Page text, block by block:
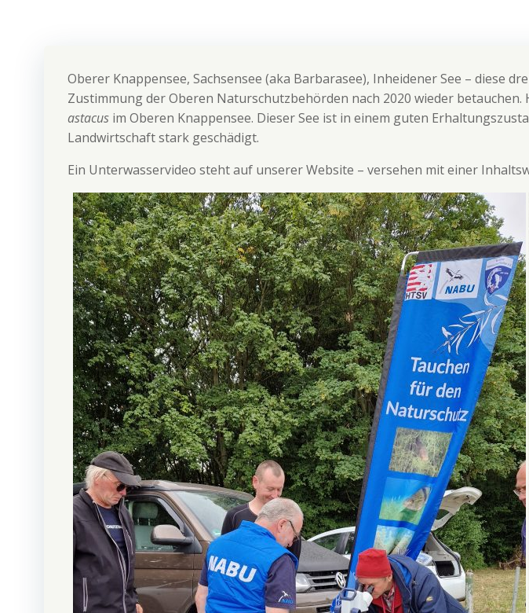
Oberer Knappensee, Sachsensee (aka Barbarasee), Inheidener See – diese
Zustimmung der Oberen Naturschutzbehörden nach 2020 wieder
astacus im Oberen Knappensee. Dieser See ist in einem guten
Landwirtschaft stark geschädigt.
Ein Unterwasservideo steht auf unserer Website – versehen mit einer